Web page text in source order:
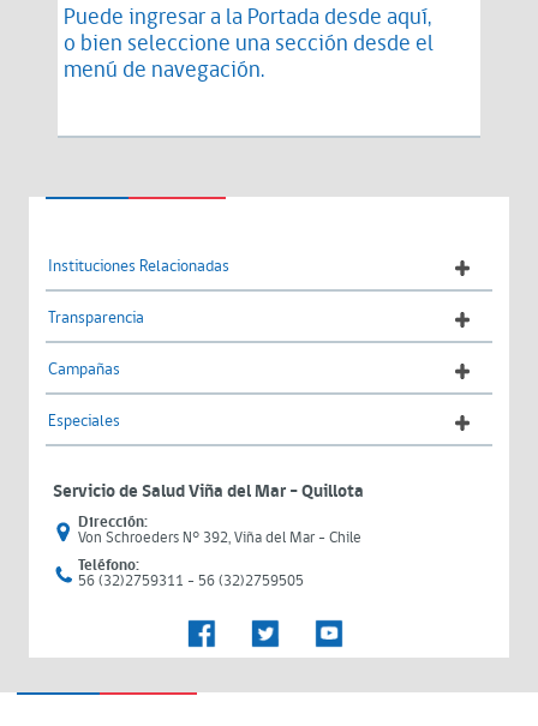
Puede ingresar a la Portada desde aquí,
o bien seleccione una sección desde el
menú de navegación.
Instituciones Relacionadas
Transparencia
Campañas
Especiales
Servicio de Salud Viña del Mar – Quillota
Dirección:
Von Schroeders N° 392, Viña del Mar - Chile
Teléfono:
56 (32)2759311 - 56 (32)2759505